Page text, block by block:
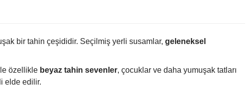
bir tahin çeşididir. Seçilmiş yerli susamlar, geleneksel
özellikle beyaz tahin sevenler, çocuklar ve daha yumuşak tatları
elde edilir.